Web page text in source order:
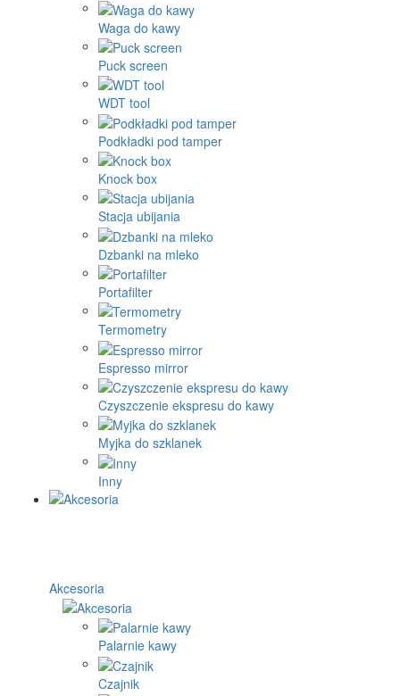
Waga do kawy
Puck screen
WDT tool
Podkładki pod tamper
Knock box
Stacja ubijania
Dzbanki na mleko
Portafilter
Termometry
Espresso mirror
Czyszczenie ekspresu do kawy
Myjka do szklanek
Inny
Akcesoria
Palarnie kawy
Czajnik